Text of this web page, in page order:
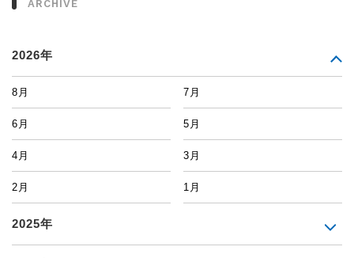
ARCHIVE
2026年
8月 7月
6月 5月
4月 3月
2月 1月
2025年